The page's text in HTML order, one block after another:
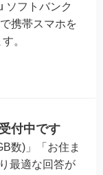
ソフトバンク
携帯スマホを
。
付中です
数)」「お住ま
最適な回答が